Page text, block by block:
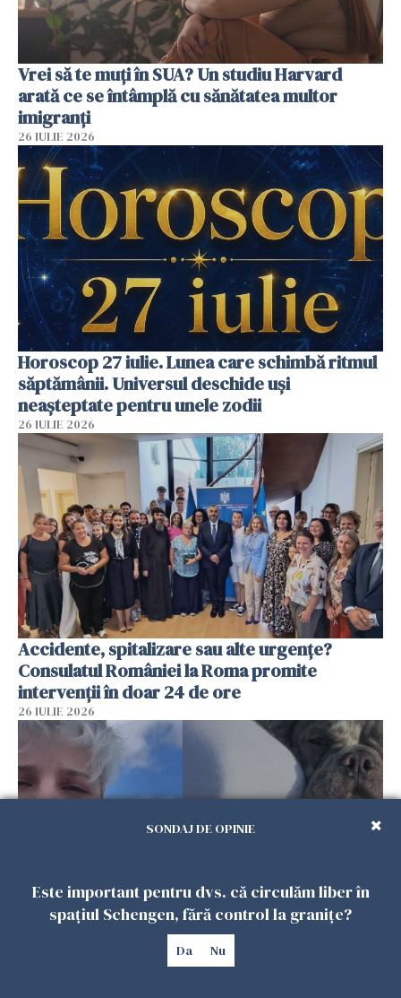
Vrei să te muți în SUA? Un studiu Harvard
arată ce se întâmplă cu sănătatea multor
imigranți
26 IULIE 2026
Horoscop 27 iulie. Lunea care schimbă ritmul
săptămânii. Universul deschide uși
neașteptate pentru unele zodii
26 IULIE 2026
Accidente, spitalizare sau alte urgențe?
Consulatul României la Roma promite
intervenții în doar 24 de ore
26 IULIE 2026
Ce a pățit o româncă în timp ce își plimba
câinele în Germania. Mesajul ei a stârnit
SONDAJ DE OPINIE
Este important pentru dvs. că circulăm liber în
spațiul Schengen, fără control la granițe?
Da Nu